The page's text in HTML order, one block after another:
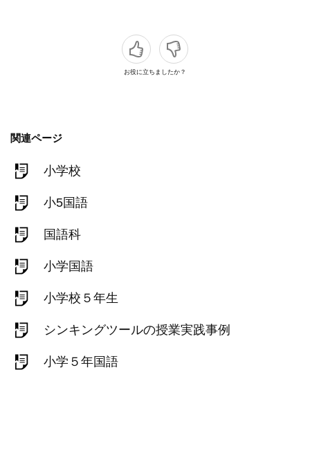
お役に立ちましたか？
関連ページ
小学校
小5国語
国語科
小学国語
小学校５年生
シンキングツールの授業実践事例
小学５年国語